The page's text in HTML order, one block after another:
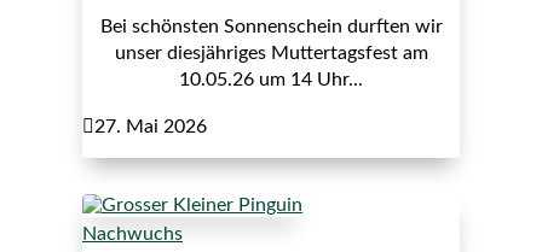
Bei schönsten Sonnenschein durften wir
unser diesjähriges Muttertagsfest am
10.05.26 um 14 Uhr...
27. Mai 2026
Nachwuchs